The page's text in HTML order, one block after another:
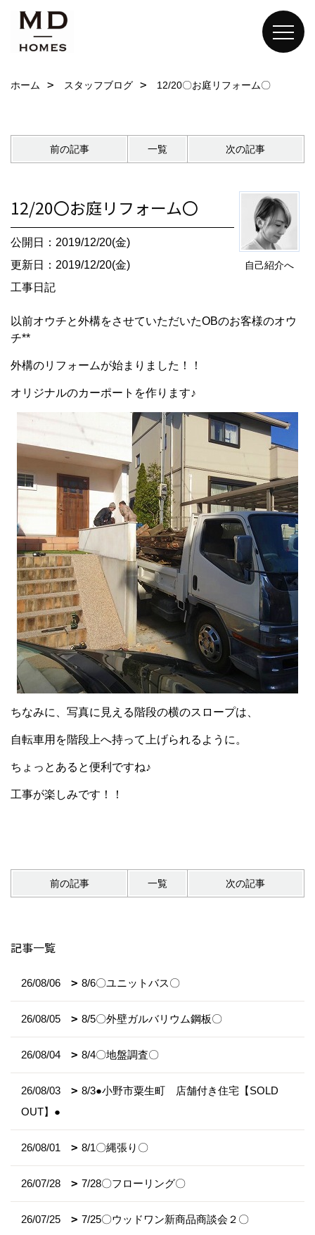
ホーム スタッフブログ 12/20〇お庭リフォーム〇
前の記事 一覧 次の記事
自己紹介へ
12/20〇お庭リフォーム〇
公開日：2019/12/20(金)
更新日：2019/12/20(金)
工事日記
以前オウチと外構をさせていただいたOBのお客様のオウ
チ**
外構のリフォームが始まりました！！
オリジナルのカーポートを作ります♪
ちなみに、写真に見える階段の横のスロープは、
自転車用を階段上へ持って上げられるように。
ちょっとあると便利ですね♪
工事が楽しみです！！
前の記事 一覧 次の記事
記事一覧
26/08/06 8/6〇ユニットバス〇
26/08/05 8/5〇外壁ガルバリウム鋼板〇
26/08/04 8/4〇地盤調査〇
26/08/03
8/3●小野市粟生町 店舗付き住宅【SOLD
OUT】●
26/08/01 8/1〇縄張り〇
26/07/28 7/28〇フローリング〇
26/07/25 7/25〇ウッドワン新商品商談会２〇